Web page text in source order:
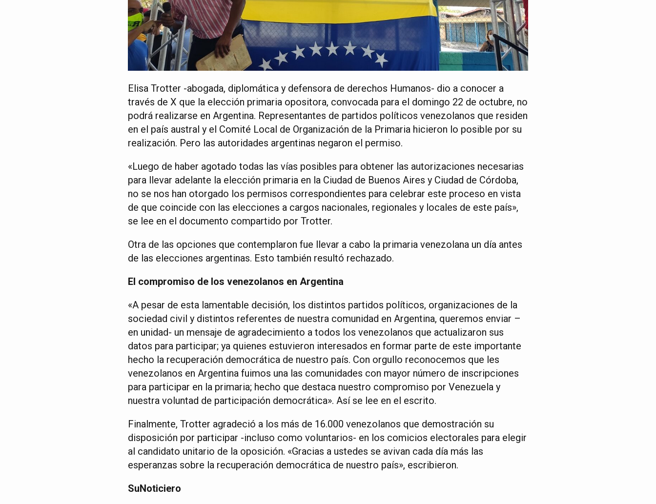
Elisa Trotter -abogada, diplomática y defensora de derechos Humanos- dio a conocer a
través de X que la elección primaria opositora, convocada para el domingo 22 de octubre, no
podrá realizarse en Argentina. Representantes de partidos políticos venezolanos que residen
en el país austral y el Comité Local de Organización de la Primaria hicieron lo posible por su
realización. Pero las autoridades argentinas negaron el permiso.
«Luego de haber agotado todas las vías posibles para obtener las autorizaciones necesarias
para llevar adelante la elección primaria en la Ciudad de Buenos Aires y Ciudad de Córdoba,
no se nos han otorgado los permisos correspondientes para celebrar este proceso en vista
de que coincide con las elecciones a cargos nacionales, regionales y locales de este país»,
se lee en el documento compartido por Trotter.
Otra de las opciones que contemplaron fue llevar a cabo la primaria venezolana un día antes
de las elecciones argentinas. Esto también resultó rechazado.
El compromiso de los venezolanos en Argentina
«A pesar de esta lamentable decisión, los distintos partidos políticos, organizaciones de la
sociedad civil y distintos referentes de nuestra comunidad en Argentina, queremos enviar –
en unidad- un mensaje de agradecimiento a todos los venezolanos que actualizaron sus
datos para participar; ya quienes estuvieron interesados en formar parte de este importante
hecho la recuperación democrática de nuestro país. Con orgullo reconocemos que les
venezolanos en Argentina fuimos una las comunidades con mayor número de inscripciones
para participar en la primaria; hecho que destaca nuestro compromiso por Venezuela y
nuestra voluntad de participación democrática». Así se lee en el escrito.
Finalmente, Trotter agradeció a los más de 16.000 venezolanos que demostración su
disposición por participar -incluso como voluntarios- en los comicios electorales para elegir
al candidato unitario de la oposición. «Gracias a ustedes se avivan cada día más las
esperanzas sobre la recuperación democrática de nuestro país», escribieron.
SuNoticiero